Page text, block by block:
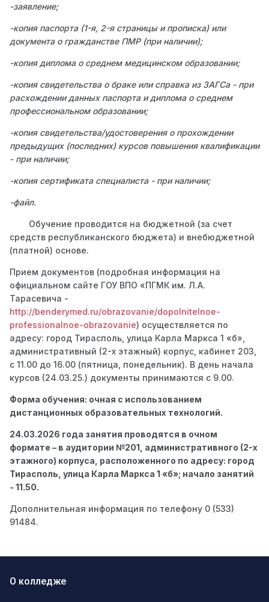
-заявление;
-копия паспорта (1-я, 2-я страницы и прописка) или
документа о гражданстве ПМР (при наличии);
-копия диплома о среднем медицинском образовании;
-копия свидетельства о браке или справка из ЗАГСа - при
расхождении данных паспорта и диплома о среднем
профессиональном образовании;
-копия свидетельства/удостоверения о прохождении
предыдущих (последних) курсов повышения квалификации
- при наличии;
-копия сертификата специалиста - при наличии;
-файл.
Обучение проводится на бюджетной (за счет
средств республиканского бюджета) и внебюджетной
(платной) основе.
Прием документов (подробная информация на
официальном сайте ГОУ ВПО «ПГМК им. Л.А.
Тарасевича -
http://benderymed.ru/obrazovanie/dopolnitelnoe-
professionalnoe-obrazovanie) осуществляется по
адресу: город Тирасполь, улица Карла Маркса 1 «б»,
административный (2-х этажный) корпус, кабинет 203,
с 11.00 до 16.00 (пятница, понедельник). В день начала
курсов (24.03.25.) документы принимаются с 9.00.
Форма обучения: очная с использованием
дистанционных образовательных технологий.
24.03.2026 года занятия проводятся в очном
формате – в аудитории №201 , административного (2-х
этажного) корпуса, расположенного по адресу: город
Тирасполь, улица Карла Маркса 1 «б»; начало занятий
- 11.50.
Дополнительная информация по телефону 0 (533)
91484.
О колледже